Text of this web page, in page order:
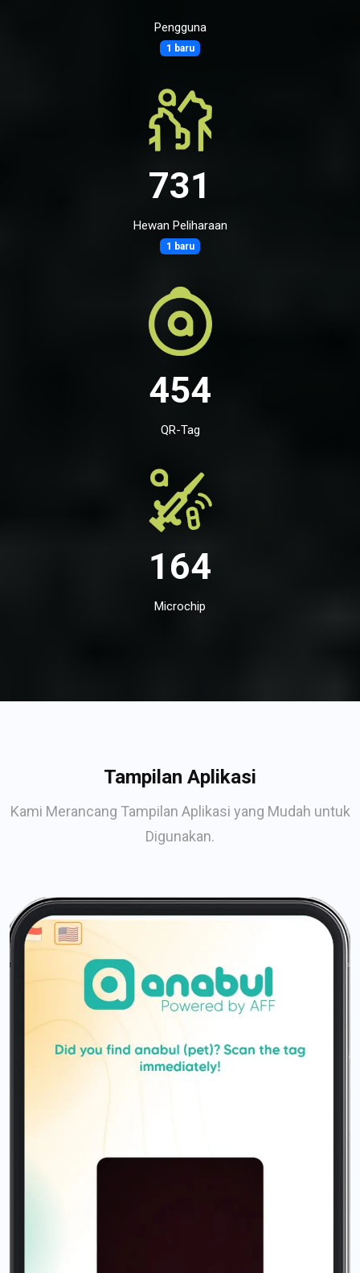
Pengguna
1 baru
731
Hewan Peliharaan
1 baru
454
QR-Tag
164
Microchip
Tampilan Aplikasi
Kami Merancang Tampilan Aplikasi yang Mudah untuk
Digunakan.